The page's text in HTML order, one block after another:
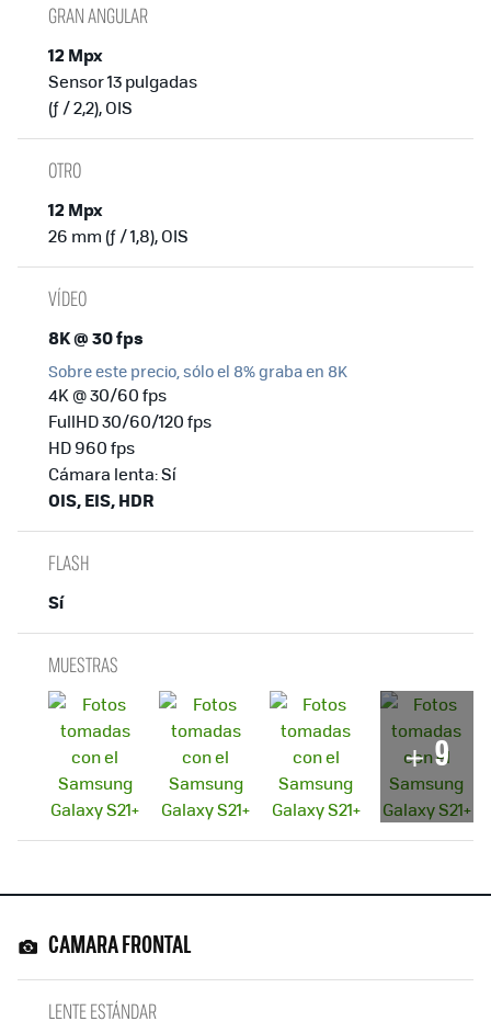
GRAN ANGULAR
12 Mpx
Sensor 13 pulgadas
(ƒ / 2,2), OIS
OTRO
12 Mpx
26 mm (ƒ / 1,8), OIS
VÍDEO
8K @ 30 fps
Sobre este precio, sólo el 8% graba en 8K
4K @ 30/60 fps
FullHD 30/60/120 fps
HD 960 fps
Cámara lenta: Sí
OIS, EIS, HDR
FLASH
Sí
MUESTRAS
9
CAMARA FRONTAL
LENTE ESTÁNDAR